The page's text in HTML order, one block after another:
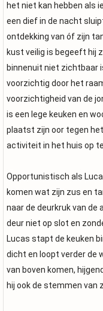
het niet kan hebben als
een dief in de nacht
ontdekking van óf zijn
kust veilig is begeeft hij
binnenuit niet zichtbaar
voorzichtig door het
voorzichtigheid van de
is een lege keuken en
plaatst zijn oor tegen
activiteit in het huis op
Opportunistisch als
komen wat zijn zus en
naar de deurkruk van de
deur niet op slot en
Lucas stapt de keuken
dicht en loopt verder de
van boven komen,
hij ook de stemmen van